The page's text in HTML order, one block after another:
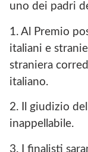
uno dei padri
1. Al Premio
italiani e
straniera
italiano.
2. Il giudizio
inappellabile.
3. I finalisti